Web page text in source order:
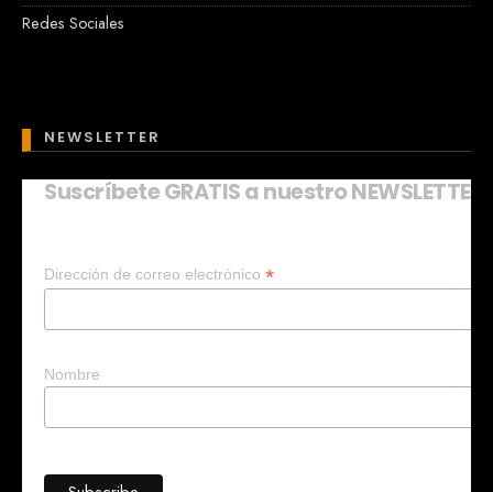
Redes Sociales
NEWSLETTER
Suscríbete GRATIS a nuestro NEWSLETTER
Dirección de correo electrónico *
Nombre
¿Quieres que te ayude a crear un